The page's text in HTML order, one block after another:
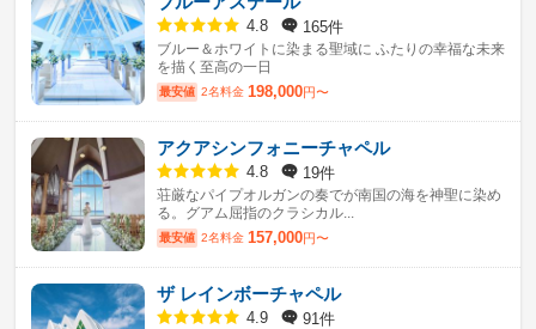
4.8 165件
ブルー＆ホワイトに染まる聖域に ふたりの幸福な未来
を描く至高の一日
最安値 2名料金 198,000円〜
アクアシンフォニーチャペル
4.8 19件
荘厳なパイプオルガンの奏でが南国の海を神聖に染め
る。グアム屈指のクラシカル...
最安値 2名料金 157,000円〜
ザ レインボーチャペル
4.9 91件